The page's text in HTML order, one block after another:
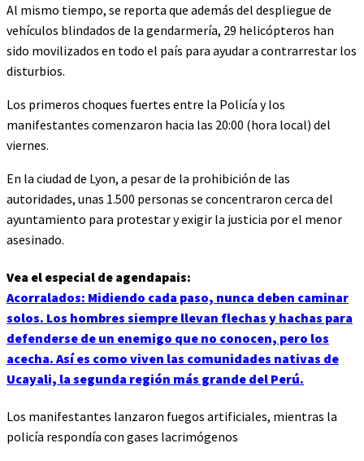
Al mismo tiempo, se reporta que además del despliegue de
vehículos blindados de la gendarmería, 29 helicópteros han
sido movilizados en todo el país para ayudar a contrarrestar los
disturbios.
Los primeros choques fuertes entre la Policía y los
manifestantes comenzaron hacia las 20:00 (hora local) del
viernes.
En la ciudad de Lyon, a pesar de la prohibición de las
autoridades, unas 1.500 personas se concentraron cerca del
ayuntamiento para protestar y exigir la justicia por el menor
asesinado.
Vea el especial de agendapais:
Acorralados: Midiendo cada paso, nunca deben caminar
solos. Los hombres siempre llevan flechas y hachas para
defenderse de un enemigo que no conocen, pero los
acecha. Así es como viven las comunidades nativas de
Ucayali, la segunda región más grande del Perú.
Los manifestantes lanzaron fuegos artificiales, mientras la
policía respondía con gases lacrimógenos